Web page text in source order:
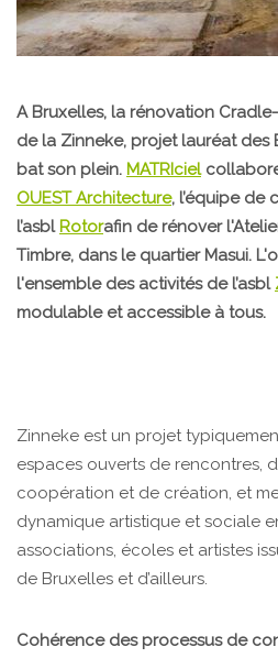
A Bruxelles, la rénovation
de la Zinneke, projet lauréat des
bat son plein. MATRIciel
OUEST Architecture, l’équipe de
l’asbl Rotorafin de rénover
Timbre, dans le quartier Masui.
l'ensemble des activités de l’asbl
modulable et accessible à tous.
Zinneke est un projet
espaces ouverts de rencontres,
coopération et de création, et
dynamique artistique et sociale
associations, écoles et artistes
de Bruxelles et d’ailleurs.
Cohérence des processus de